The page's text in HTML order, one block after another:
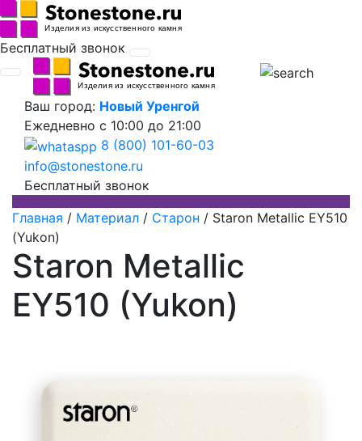
Бесплатный звонок
Ваш город: Новый Уренгой
Ежедневно с 10:00 до 21:00
8 (800) 101-60-03
info@stonestone.ru
Бесплатный звонок
Главная / Материал / Старон / Staron Metallic EY510
(Yukon)
Staron Metallic
EY510 (Yukon)